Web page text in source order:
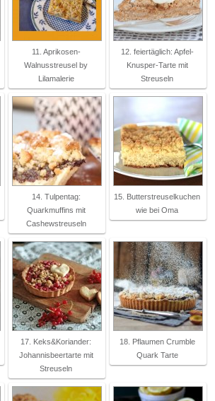
11. Aprikosen-
Walnusstreusel by
Lilamalerie
12. feiertäglich: Apfel-
Knusper-Tarte mit
Streuseln
14. Tulpentag:
Quarkmuffins mit
Cashewstreuseln
15. Butterstreuselkuchen
wie bei Oma
17. Keks&Koriander:
Johannisbeertarte mit
Streuseln
18. Pflaumen Crumble
Quark Tarte